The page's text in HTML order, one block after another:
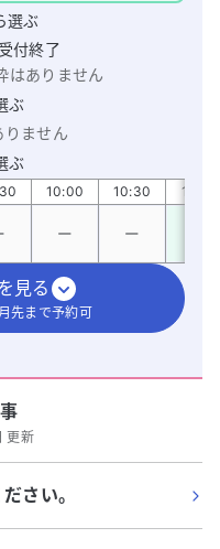
選ぶ
受付終了
はありません
ぶ
りません
ぶ
10:00 10:30 11:00
見る
先まで予約可
更新
さい。